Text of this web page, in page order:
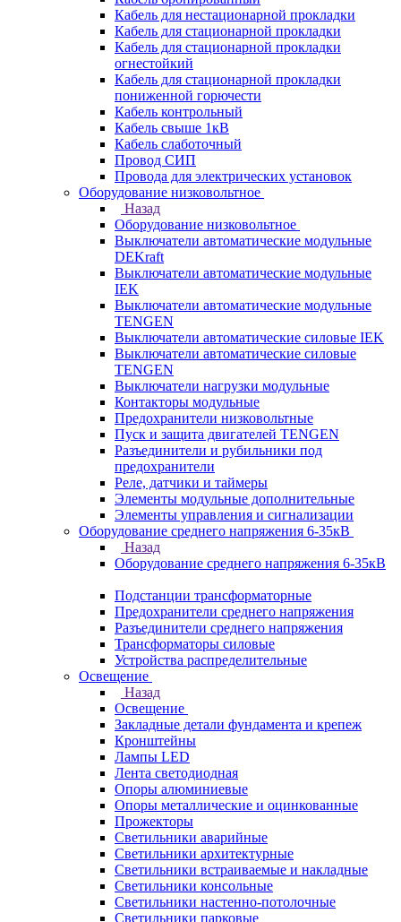
Кабель для нестационарной прокладки
Кабель для стационарной прокладки
Кабель для стационарной прокладки
огнестойкий
Кабель для стационарной прокладки
пониженной горючести
Кабель контрольный
Кабель свыше 1кВ
Кабель слаботочный
Провод СИП
Провода для электрических установок
Оборудование низковольтное
Назад
Оборудование низковольтное
Выключатели автоматические модульные
DEKraft
Выключатели автоматические модульные
IEK
Выключатели автоматические модульные
TENGEN
Выключатели автоматические силовые IEK
Выключатели автоматические силовые
TENGEN
Выключатели нагрузки модульные
Контакторы модульные
Предохранители низковольтные
Пуск и защита двигателей TENGEN
Разъединители и рубильники под
предохранители
Реле, датчики и таймеры
Элементы модульные дополнительные
Элементы управления и сигнализации
Оборудование среднего напряжения 6-35кВ
Назад
Оборудование среднего напряжения 6-35кВ
Подстанции трансформаторные
Предохранители среднего напряжения
Разъединители среднего напряжения
Трансформаторы силовые
Устройства распределительные
Освещение
Назад
Освещение
Закладные детали фундамента и крепеж
Кронштейны
Лампы LED
Лента светодиодная
Опоры алюминиевые
Опоры металлические и оцинкованные
Прожекторы
Светильники аварийные
Светильники архитектурные
Светильники встраиваемые и накладные
Светильники консольные
Светильники настенно-потолочные
Светильники парковые